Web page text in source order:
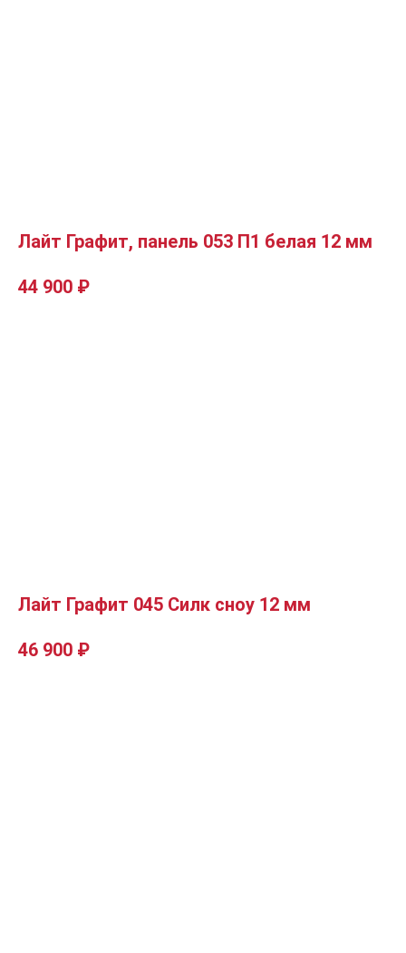
Лайт Графит, панель 053 П1 белая 12 мм
44 900 ₽
Лайт Графит 045 Силк сноу 12 мм
46 900 ₽